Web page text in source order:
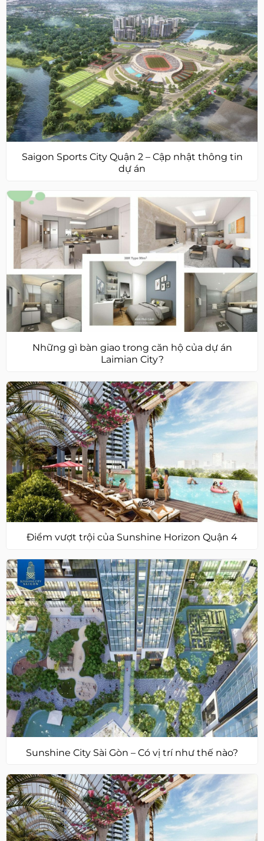
Saigon Sports City Quận 2 – Cập nhật thông tin
dự án
Những gì bàn giao trong căn hộ của dự án
Laimian City?
Điểm vượt trội của Sunshine Horizon Quận 4
Sunshine City Sài Gòn – Có vị trí như thế nào?